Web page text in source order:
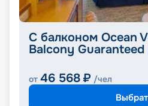
С балконом Ocean
Balcony Guaranteed
от 46 568 ₽ /чел